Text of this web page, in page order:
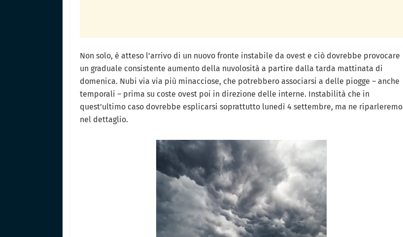
Non solo, è atteso l’arrivo di un nuovo fronte instabile da ovest e ciò dovrebbe provocare
un graduale consistente aumento della nuvolosità a partire dalla tarda mattinata di
domenica. Nubi via via più minacciose, che potrebbero associarsi a delle piogge – anche
temporali – prima su coste ovest poi in direzione delle interne. Instabilità che in
quest’ultimo caso dovrebbe esplicarsi soprattutto lunedì 4 settembre, ma ne riparleremo
nel dettaglio.